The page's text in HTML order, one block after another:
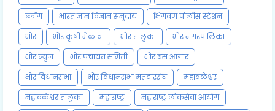
ब्लॉग
भारत ज्ञान विज्ञान समुदाय
भिगवण पोलीस स्टेशन
भोर
भोर कृषी मेळावा भोर तालुका
भोर नगरपालिका
भोर न्युज
भोर पंचायत समिती
भोर बस आगार
भोर विधानसभा
भोर विधानसभा मतदारसंघ
महाबळेश्वर
महाबळेश्वर तालुका
महाराष्ट्र
महाराष्ट्र लोकसेवा आयोग